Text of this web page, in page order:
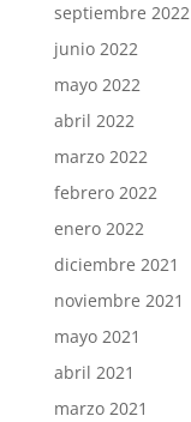
septiembre 2022
junio 2022
mayo 2022
abril 2022
marzo 2022
febrero 2022
enero 2022
diciembre 2021
noviembre 2021
mayo 2021
abril 2021
marzo 2021